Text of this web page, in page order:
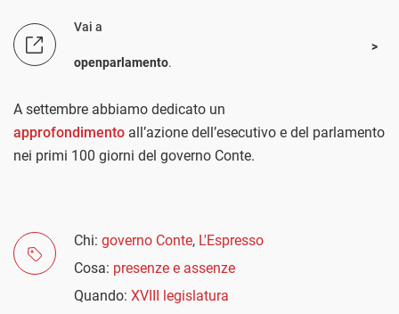
Vai a
openparlamento.
A settembre abbiamo dedicato un
approfondimento all’azione dell’esecutivo e del parlamento
nei primi 100 giorni del governo Conte.
Chi: governo Conte, L'Espresso
Cosa: presenze e assenze
Quando: XVIII legislatura